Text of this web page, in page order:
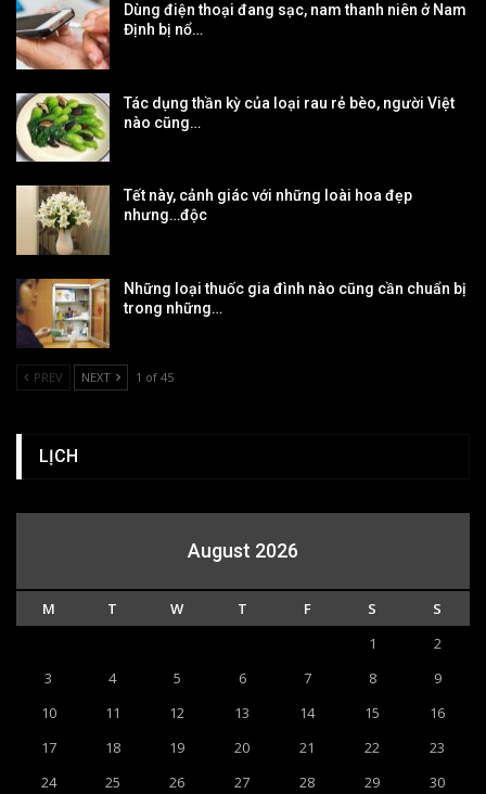
Dùng điện thoại đang sạc, nam thanh niên ở Nam
Định bị nổ…
Tác dụng thần kỳ của loại rau rẻ bèo, người Việt
nào cũng…
Tết này, cảnh giác với những loài hoa đẹp
nhưng…độc
Những loại thuốc gia đình nào cũng cần chuẩn bị
trong những…
PREV NEXT 1 of 45
LỊCH
August 2026
M T W T F S
S
1
2
3
4 5 6 7 8
9
10
11 12 13 14 15
16
17
18 19 20 21 22
23
24
25 26 27 28 29 30